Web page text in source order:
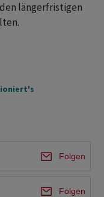
längerfristigen
Folgen
Folgen